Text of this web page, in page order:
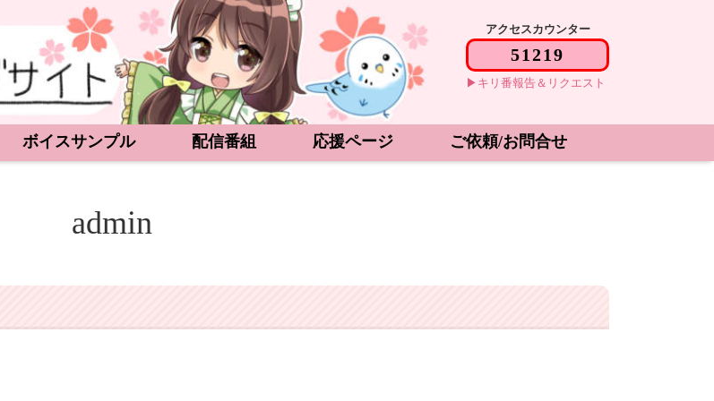
アクセスカウンター
キリ番報告＆リクエスト
ボイスサンプル 配信番組 応援ページ ご依頼/お問合せ
admin